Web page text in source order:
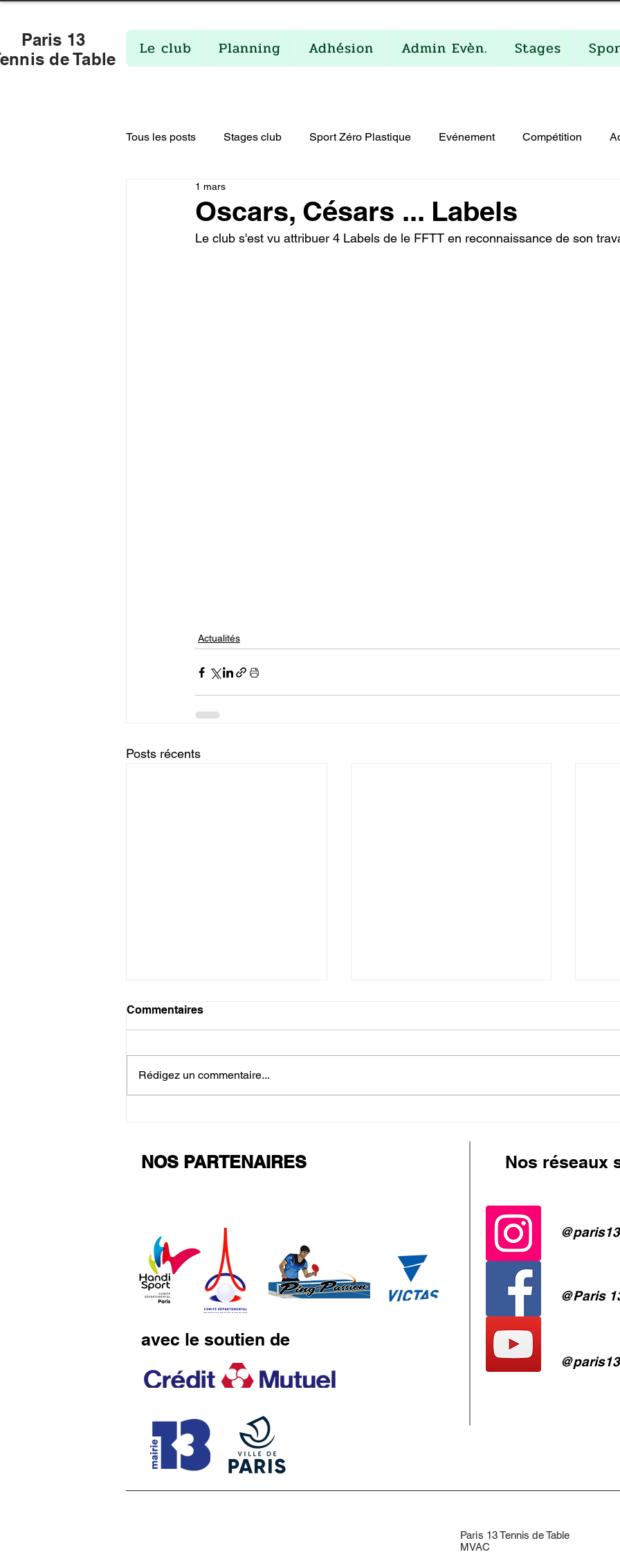
Paris 13
de Table
Le club Planning Adhésion Admin Evèn. Stages
Tous les posts Stages club Sport Zéro Plastique Evénement Compétition
Fermetures de salles
Oscars, Césars ... Labels
1 mars
Le club s'est vu attribuer 4 Labels de le FFTT en reconnaissance de son
Actualités
Posts récents
Stage Reprise
Stage Été
Commentaires
Rédigez un commentaire...
NOS PARTENAIRES Nos réseaux
avec le soutien de
@Paris
Paris 13 Tennis de Table
MVAC